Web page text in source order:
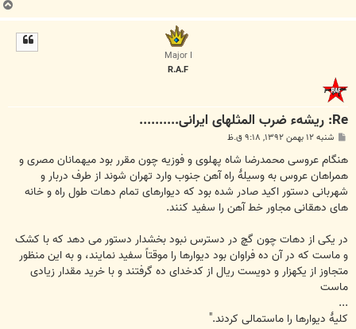
Major I
R.A.F
Re: ریشهء ضرب المثلهای ایرانی..........
ت
شنبه ۱۲ بهمن ۱۳۹۲, ۹:۱۸ ق.ظ
هنگام عروسی محمدرضا شاه پهلوی و فوزیه چون مقرر بود میهمانان مصری و
همراهان عروس به وسیلۀ راه آهن جنوب وارد تهران شوند از طرف دربار و
شهربانی دستور اکید صادر شده بود که دیوارهای تمام دهات طول راه و خانه
های دهقانی مجاور خط آهن را سفید کنند.
در یکی از دهات چون گچ در دسترس نبود بخشدار دستور می دهد که با کشک
و ماست که در آن ده فراوان بود دیوارها را موقتاً سفید نمایند، و به این منظور
متجاوز از یکهزار و دویست ریال از کدخدای ده گرفتند و با خرید مقدار زیادی
ماست
...
کلیۀ دیوارها را ماستمالی کردند."